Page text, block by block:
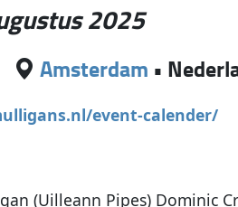
2025
Amsterdam •
event-calender/
(Uilleann Pipes) Dominic